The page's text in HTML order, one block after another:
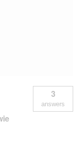
3
answers